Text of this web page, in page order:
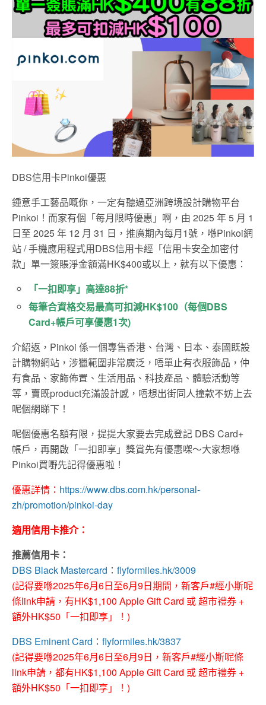
DBS信用卡Pinkoi優惠
鍾意手工藝品嘅你，一定有聽過亞洲跨境設計購物平台
Pinkoi！而家有個「每月限時優惠」啊，由 2025 年 5 月 1
日至 2025 年 12 月 31 日，推廣期內每月1號，喺Pinkoi網
站 / 手機應用程式用DBS信用卡經「信用卡安全加密付
款」單一簽賬淨金額滿HK$400或以上，就有以下優惠：
「一扣即享」高達88折*
每筆合資格交易最高可扣減HK$100（每個DBS
Card+帳戶可享優惠1次)
介紹返，Pinkoi 係一個專售香港、台灣、日本、泰國既設
計購物網站，涉獵範圍非常廣泛，唔單止有衣服飾品，仲
有食品、家飾佈置、生活用品、科技產品、體驗活動等
等，賣既product充滿設計感，唔想出街同人撞款不妨上去
呢個網睇下！
呢個優惠名額有限，提提大家要去完成登記 DBS Card+
帳戶，再開啟「一扣即享」獎賞先有優惠㗎～大家想喺
Pinkoi買嘢先記得優惠啦！
優惠詳情： https://www.dbs.com.hk/personal-
zh/promotion/pinkoi-day
適用信用卡推介：
推薦信用卡：
DBS Black Mastercard ： flyformiles.hk/3009
(記得要喺2025年6月6日至6月9日期間，新客戶#經小斯呢
條link申請，有HK$1,100 Apple Gift Card 或 超市禮券 +
額外HK$50「一扣即享」！)
DBS Eminent Card ： flyformiles.hk/3837
(記得要喺2025年6月6日至6月9日，新客戶#經小斯呢條
link申請，都有HK$1,100 Apple Gift Card 或 超市禮券 +
額外HK$50「一扣即享」！)